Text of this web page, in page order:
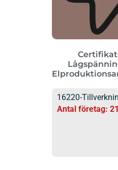
16220-
Antal företag: 21